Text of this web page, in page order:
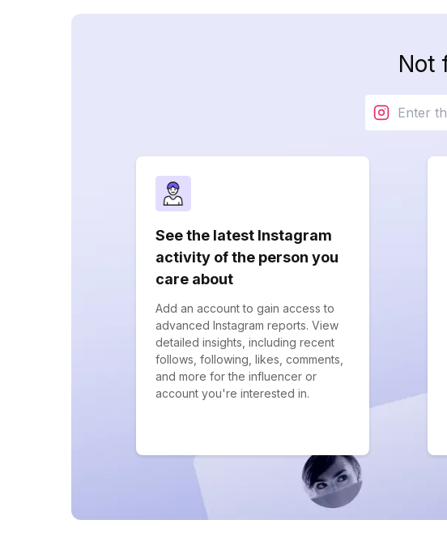
Not
See the latest Instagram
activity of the person you
care about
Add an account to gain access to
advanced Instagram reports. View
detailed insights, including recent
follows, following, likes, comments,
and more for the influencer or
account you're interested in.